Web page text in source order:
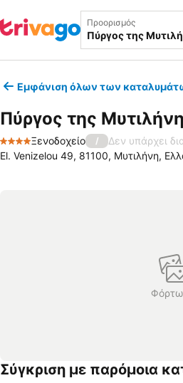
Προορισμός
Εμφάνιση όλων των
Πύργος της
4 Αστέρια
Ξενοδοχείο /
Δεν υπάρχει
El. Venizelou 49, 81100, Μυτιλήνη,
Σύγκριση με παρόμοια